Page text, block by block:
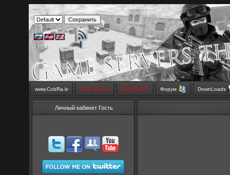
www.CobRa.lv LIVE Stream SMS SHOP Форум DownLoads
Личный кабинет Гость